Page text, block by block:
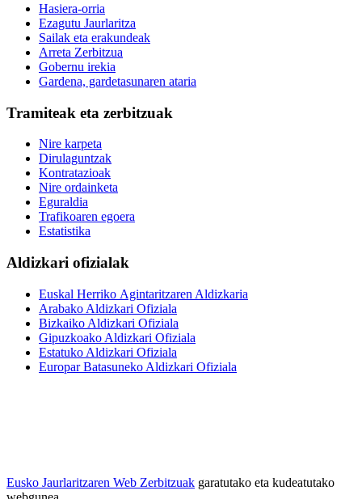
Hasiera-orria
Ezagutu Jaurlaritza
Sailak eta erakundeak
Arreta Zerbitzua
Gobernu irekia
Gardena, gardetasunaren ataria
Tramiteak eta zerbitzuak
Nire karpeta
Dirulaguntzak
Kontratazioak
Nire ordainketa
Eguraldia
Trafikoaren egoera
Estatistika
Aldizkari ofizialak
Euskal Herriko Agintaritzaren Aldizkaria
Arabako Aldizkari Ofiziala
Bizkaiko Aldizkari Ofiziala
Gipuzkoako Aldizkari Ofiziala
Estatuko Aldizkari Ofiziala
Europar Batasuneko Aldizkari Ofiziala
Eusko Jaurlaritzaren Web Zerbitzuak garatutako eta kudeatutako